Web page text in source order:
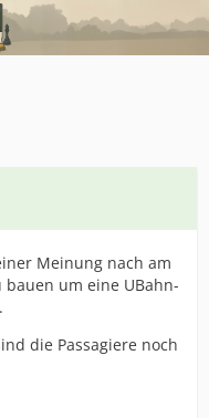
Meinung nach am
um eine UBahn-
die Passagiere noch